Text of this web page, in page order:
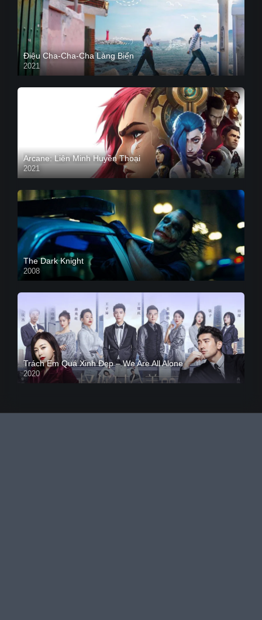
Điệu Cha-Cha-Cha Làng Biển
2021
Arcane: Liên Minh Huyền Thoại
2021
The Dark Knight
2008
Trách Em Quá Xinh Đẹp – We Are All Alone
2020